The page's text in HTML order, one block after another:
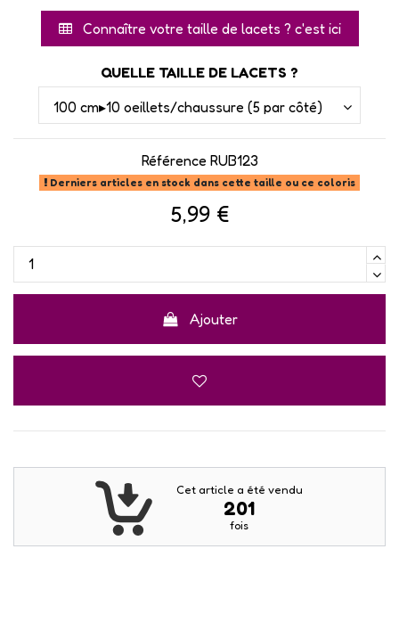
Connaître votre taille de lacets ? c'est ici
QUELLE TAILLE DE LACETS ?
Référence RUB123
Derniers articles en stock dans cette taille ou ce coloris
5,99 €
Ajouter
Cet article a été vendu
201
fois